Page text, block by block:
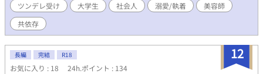
ツンデレ受け
大学生 社会人 溺愛/執着
美容師
共依存
12
長編 完結 R18
お気に入り : 18 24h.ポイント : 134